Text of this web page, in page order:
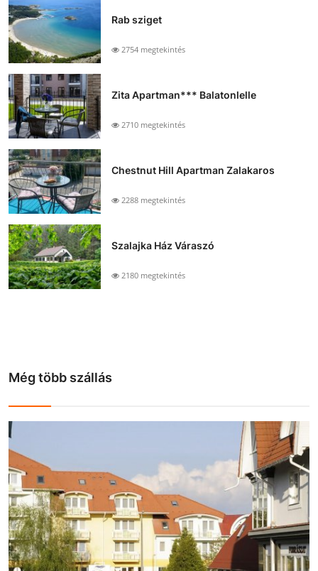
Rab sziget
2754 megtekintés
Zita Apartman*** Balatonlelle
2710 megtekintés
Chestnut Hill Apartman Zalakaros
2288 megtekintés
Szalajka Ház Váraszó
2180 megtekintés
Még több szállás